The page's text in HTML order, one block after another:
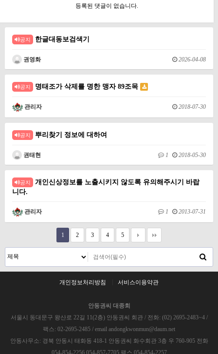
등록된 댓글이 없습니다.
공지 한글대동보검색기
권영화 2026-04-08
공지 명태조가 삭제를 명한 맹자 89조목
관리자 2018-07-30
공지 뿌리찾기 정보에 대하여
권태현 1 2018-05-30
공지
개인신상정보를 노출시키지 않도록 유의해주시기 바랍
니다.
관리자 1 2013-07-31
1 2 3 4 5
개인정보처리방침 서비스이용약관
안동권씨 대종회
서울시 동대문구 왕산로 22길 11(2층) 안동권씨 회관 / 전화: (02) 2695-2483~4 /
팩스: 02-2695-2485 / email andongkwonmun@daum.net
안동사무소: 경북 안동시 태화동 418-1 안동권씨 화수회관 3층 우 760-905 전화
054-854-2256 054-857-7705 팩스 054-854-2257